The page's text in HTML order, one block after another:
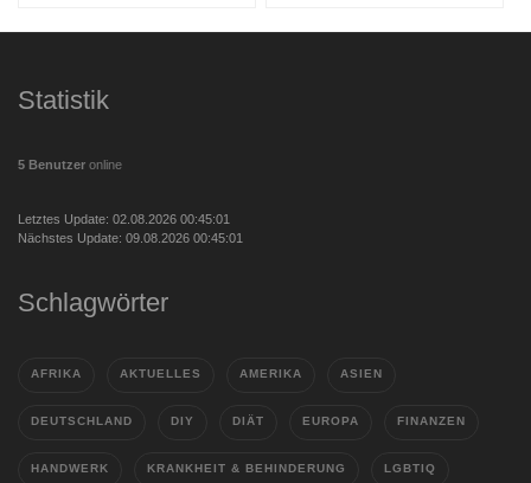
Statistik
5 Benutzer online
Letztes Update: 02.08.2026 00:45:01
Nächstes Update: 09.08.2026 00:45:01
Schlagwörter
AFRIKA AKTUELLES AMERIKA ASIEN
DEUTSCHLAND DIY DIÄT EUROPA FINANZEN
HANDWERK KRANKHEIT & BEHINDERUNG LGBTIQ